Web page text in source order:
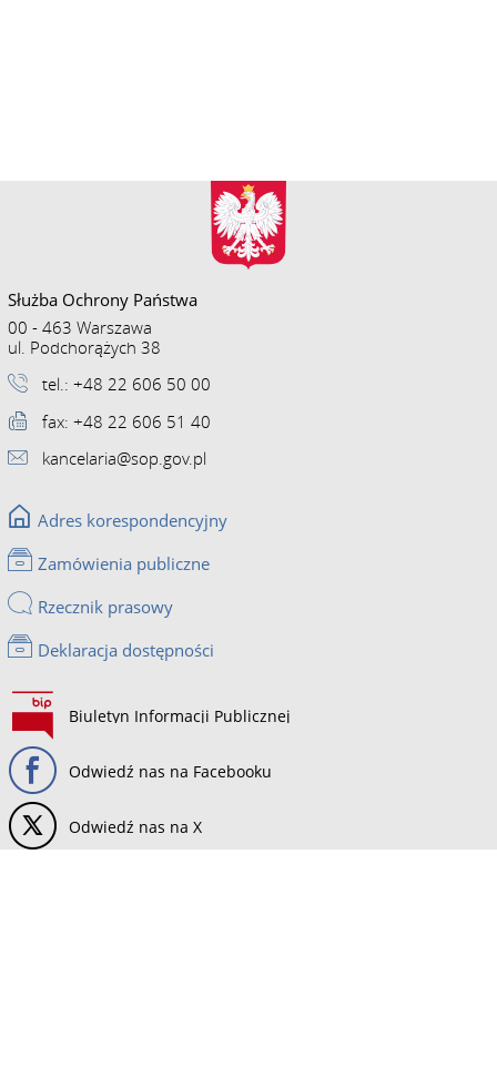
Służba Ochrony Państwa
00 - 463 Warszawa
ul. Podchorążych 38
tel.: +48 22 606 50 00
fax: +48 22 606 51 40
kancelaria@sop.gov.pl
Adres korespondencyjny
Zamówienia publiczne
Rzecznik prasowy
Deklaracja dostępności
Biuletyn Informacji Publicznej
Odwiedź nas na Facebooku
Odwiedź nas na X